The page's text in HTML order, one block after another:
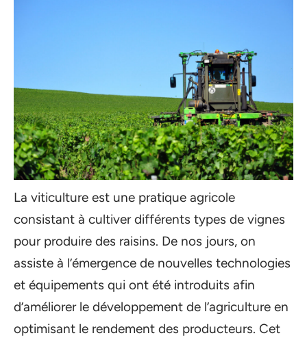
La viticulture est une pratique agricole
consistant à cultiver différents types de vignes
pour produire des raisins. De nos jours, on
assiste à l’émergence de nouvelles technologies
et équipements qui ont été introduits afin
d’améliorer le développement de l’agriculture en
optimisant le rendement des producteurs. Cet